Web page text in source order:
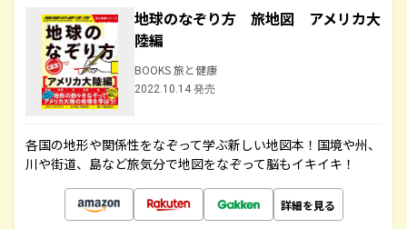
地球のなぞり方 旅地図 アメリカ大
陸編
BOOKS 旅と健康
2022.10.14 発売
各国の地形や関係性をなぞって学ぶ新しい地図本！国境や州、
川や街道、島など旅気分で地図をなぞって脳もイキイキ！
詳細を見る